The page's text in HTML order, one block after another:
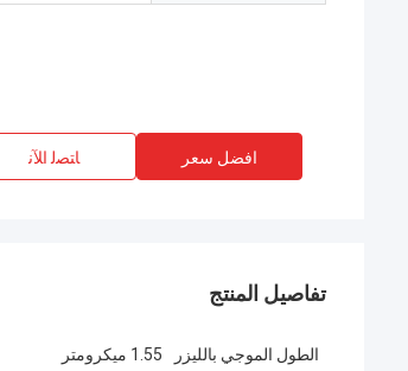
افضل سعر ﺎﺘﺼﻟ ﺍﻶﻧ
تفاصيل المنتج
الطول الموجي بالليزر 1.55 ميكرومتر